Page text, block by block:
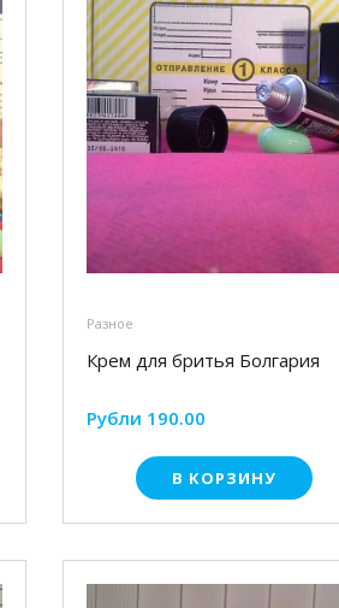
Разное
Крем для бритья Болгария
Рубли 190.00
В КОРЗИНУ